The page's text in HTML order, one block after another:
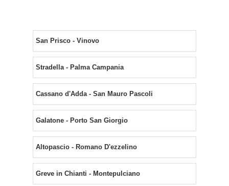
San Prisco - Vinovo
Stradella - Palma Campania
Cassano d'Adda - San Mauro Pascoli
Galatone - Porto San Giorgio
Altopascio - Romano D'ezzelino
Greve in Chianti - Montepulciano